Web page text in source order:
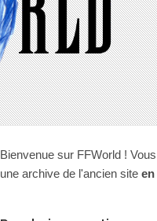
Bienvenue sur FFWorld !
une archive de l'ancien site